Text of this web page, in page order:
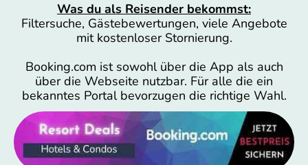
Was du als Reisender bekommst:
Filtersuche, Gästebewertungen, viele Angebote
mit kostenloser Stornierung.
Booking.com ist sowohl über die App als auch
über die Webseite nutzbar. Für alle die ein
bekanntes Portal bevorzugen die richtige Wahl.